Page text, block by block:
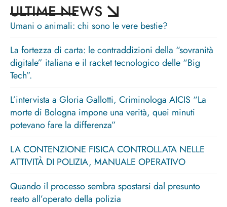
ULTIME NEWS
Umani o animali: chi sono le vere bestie?
La fortezza di carta: le contraddizioni della “sovranità
digitale” italiana e il racket tecnologico delle “Big
Tech”.
L’intervista a Gloria Gallotti, Criminologa AICIS “La
morte di Bologna impone una verità, quei minuti
potevano fare la differenza”
LA CONTENZIONE FISICA CONTROLLATA NELLE
ATTIVITÀ DI POLIZIA, MANUALE OPERATIVO
Quando il processo sembra spostarsi dal presunto
reato all’operato della polizia